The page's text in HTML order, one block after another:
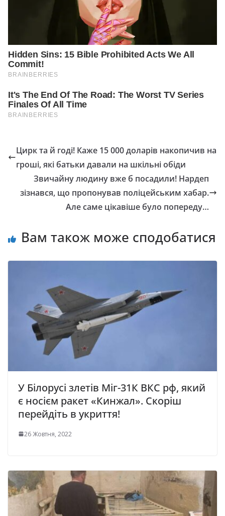
Цирк та й годі! Каже 15 000 доларів накопичив на
гроші, які батьки давали на шкільні обіди
Звичайну людину вже б посадили! Нардеп
зізнався, що пропонував поліцейським хабар.
Але саме цікавіше було попереду…
Вам також може сподобатися
У Білорусі злетів Міг-31К ВКС рф, який
є носієм ракет «Кинжал». Скоріш
перейдіть в укриття!
26 Жовтня, 2022